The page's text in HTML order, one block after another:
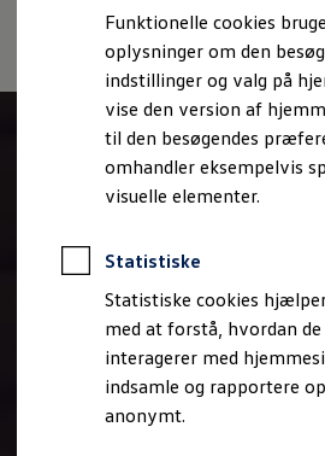
Funktionelle cookies
oplysninger om den
indstillinger og valg på
vise den version af
til den besøgendes
omhandler eksempelvis
visuelle elementer.
Statistiske
Statistiske cookies
med at forstå, hvordan de
interagerer med
indsamle og rapportere
anonymt.
Bestil et tilbud
Brugte biler
Pendlerleasing
Budgetberegner
Firmabil
Vejen til en ny Volkswagen
Online Privatleasing
Finansiering og forsikring
Volkswagen Forsikring
Volkswagen
Ejere og services
Book tid på værkstedet
Service
Service 5+
Service på elbiler
Prismatch
Fordele ved autoriseret
Brugbar information